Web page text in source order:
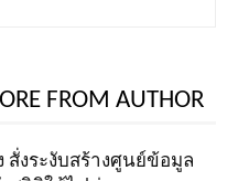
FROM AUTHOR
สั่งระงับสร้างศูนย์ข้อมูล